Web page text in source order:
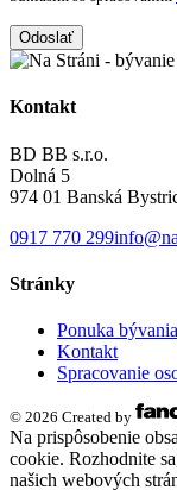
Odoslať
Kontakt
BD BB s.r.o.
Dolná 5
974 01 Banská
0917 770 299
Stránky
Ponuka bývania
Kontakt
Spracovanie
© 2026 Created by
Na prispôsobenie
cookie. Rozhodnite
našich webových